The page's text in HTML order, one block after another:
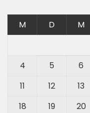
M D M
4
5 6
11
12 13
18
19 20